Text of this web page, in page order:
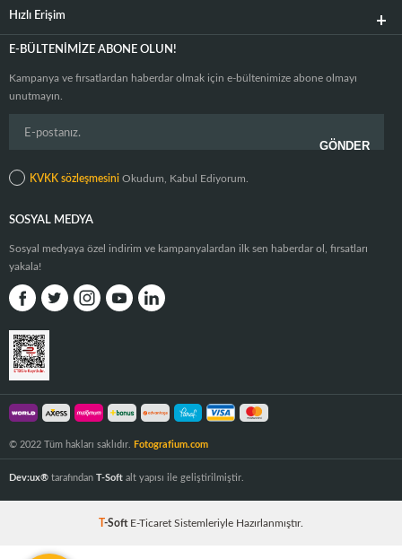
Hızlı Erişim
E-BÜLTENIMIZE ABONE OLUN!
Kampanya ve fırsatlardan haberdar olmak için e-bültenimize abone olmayı
unutmayın.
KVKK sözleşmesini Okudum, Kabul Ediyorum.
SOSYAL MEDYA
Sosyal medyaya özel indirim ve kampanyalardan ilk sen haberdar ol, fırsatları
yakala!
© 2022 Tüm hakları saklıdır. Fotografium.com
Dev:ux® tarafından T-Soft alt yapısı ile geliştirilmiştir.
-Soft E-Ticaret Sistemleriyle Hazırlanmıştır.